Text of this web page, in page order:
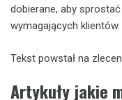
dobierane, aby
wymagających klientów.
Tekst powstał na
Artykuły jakie